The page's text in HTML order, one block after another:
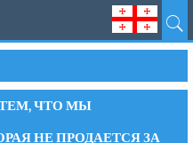
ТЕМ, ЧТО МЫ
НЕ ПРОДАЕТСЯ ЗА